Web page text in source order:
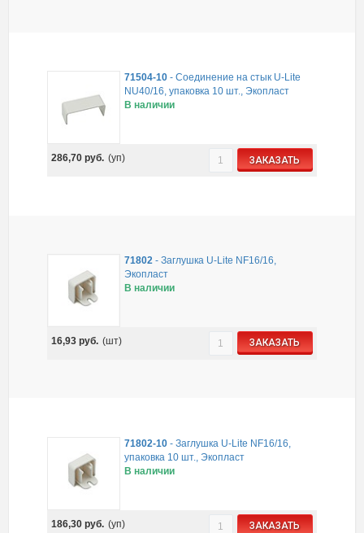
71504-10 -Соединение на стык U-Lite
NU40/16, упаковка 10 шт., Экопласт
В наличии
286,70руб. (уп) ЗАКАЗАТЬ
71802 -Заглушка U-Lite NF16/16,
Экопласт
В наличии
16,93руб. (шт) ЗАКАЗАТЬ
71802-10 -Заглушка U-Lite NF16/16,
упаковка 10 шт., Экопласт
В наличии
186,30руб. (уп) ЗАКАЗАТЬ